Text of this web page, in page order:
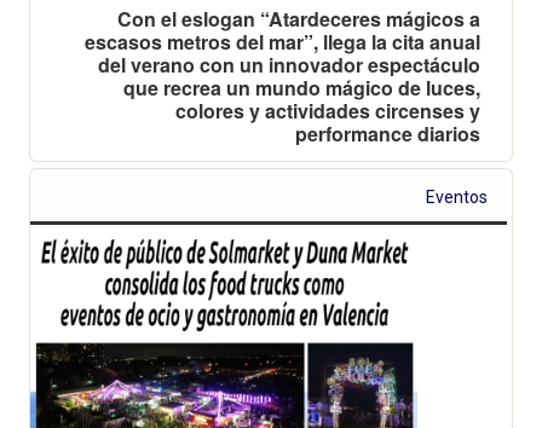
Con el eslogan “Atardeceres mágicos a
escasos metros del mar”, llega la cita anual
del verano con un innovador espectáculo
que recrea un mundo mágico de luces,
colores y actividades circenses y
performance diarios
Eventos